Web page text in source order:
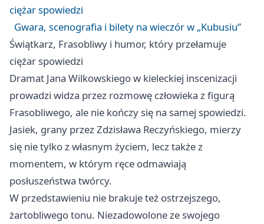
ciężar spowiedzi
Gwara, scenografia i bilety na wieczór w „Kubusiu”
Świątkarz, Frasobliwy i humor, który przełamuje
ciężar spowiedzi
Dramat Jana Wilkowskiego w kieleckiej inscenizacji
prowadzi widza przez rozmowę człowieka z figurą
Frasobliwego, ale nie kończy się na samej spowiedzi.
Jasiek, grany przez Zdzisława Reczyńskiego, mierzy
się nie tylko z własnym życiem, lecz także z
momentem, w którym ręce odmawiają
posłuszeństwa twórcy.
W przedstawieniu nie brakuje też ostrzejszego,
żartobliwego tonu. Niezadowolone ze swojego